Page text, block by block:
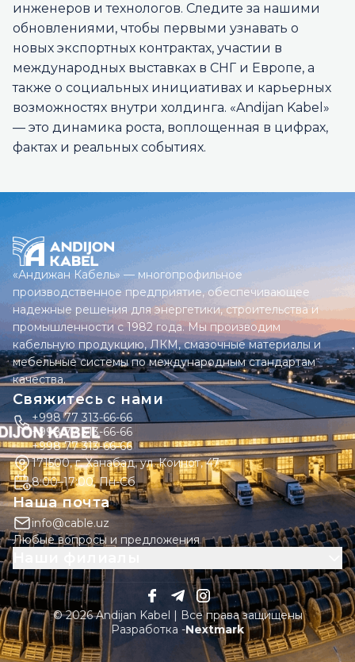
инженеров и технологов. Следите за нашими
обновлениями, чтобы первыми узнавать о
новых экспортных контрактах, участии в
международных выставках в СНГ и Европе, а
также о социальных инициативах и карьерных
возможностях внутри холдинга. «Andijan Kabel»
— это динамика роста, воплощенная в цифрах,
фактах и реальных событиях.
«Андижан Кабель» — многопрофильное
производственное предприятие, обеспечивающее
надежные решения для энергетики, строительства и
промышленности с 1982 года. Мы производим
кабельную продукцию, ЛКМ, смазочные материалы и
мебельные системы по международным стандартам
качества.
Свяжитесь с нами
+998 77 313-66-66
+998 77 313-66-66
+998 77 313-66-66
171500, г. Ханабад, ул. Коинот, 47
8:00–17:00, Пн-Сб
Наша почта
info@cable.uz
Любые вопросы и предложения
© 2026 Andijan Kabel | Все права защищены
Разработка -Nextmark